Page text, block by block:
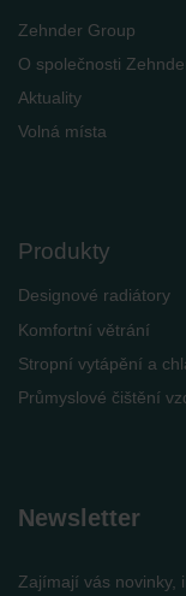
Zehnder Group
O společnosti
Aktuality
Volná místa
Produkty
Designové radiátory
Komfortní větrání
Stropní vytápění a
Průmyslové čištění
Newsletter
Zajímají vás novinky,